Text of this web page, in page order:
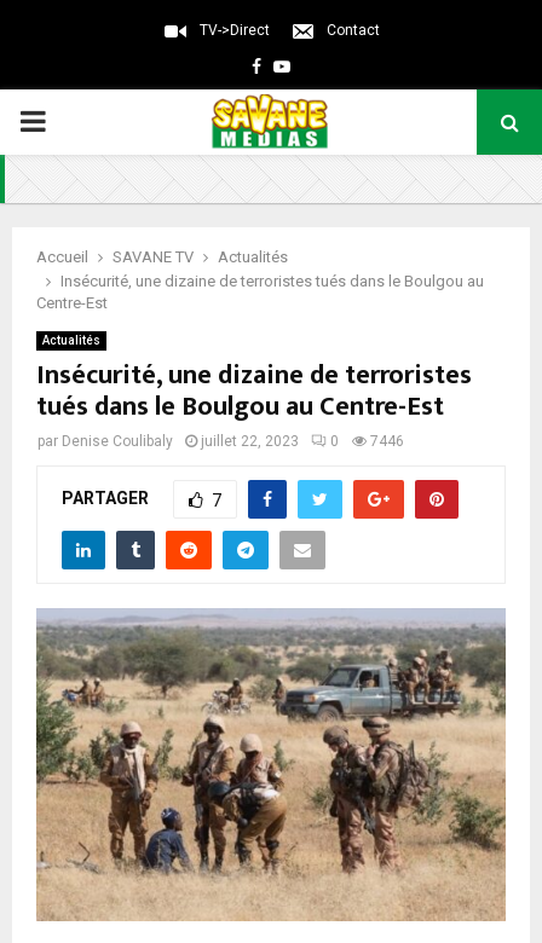
TV->Direct Contact
Facebook
Youtube
PRIMARY
MENU
Accueil SAVANE TV
Actualités
Insécurité, une dizaine de terroristes tués dans le Boulgou au
Centre-Est
Actualités
Insécurité, une dizaine de terroristes
tués dans le Boulgou au Centre-Est
par Denise Coulibaly juillet 22, 2023 0 7446
PARTAGER 7